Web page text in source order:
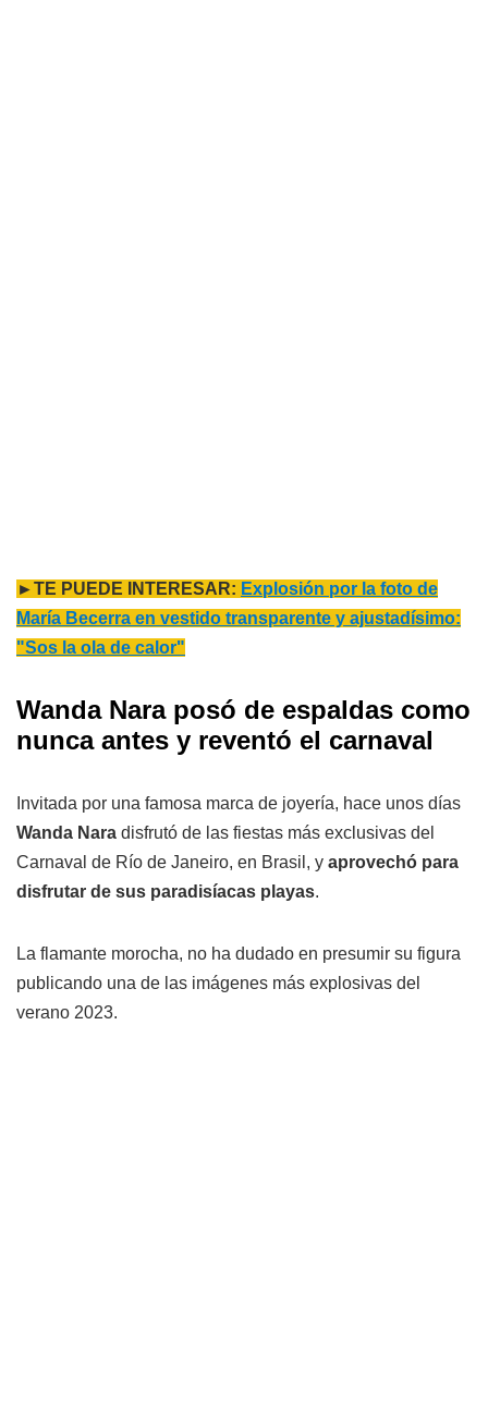
►TE PUEDE INTERESAR: Explosión por la foto de
María Becerra en vestido transparente y ajustadísimo:
"Sos la ola de calor"
Wanda Nara posó de espaldas como
nunca antes y reventó el carnaval
Invitada por una famosa marca de joyería, hace unos días
Wanda Nara disfrutó de las fiestas más exclusivas del
Carnaval de Río de Janeiro, en Brasil, y aprovechó para
disfrutar de sus paradisíacas playas.
La flamante morocha, no ha dudado en presumir su figura
publicando una de las imágenes más explosivas del
verano 2023.